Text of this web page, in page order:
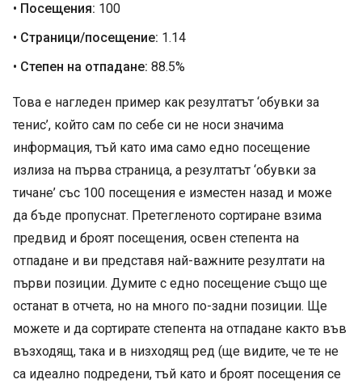
• Посещения: 100
• Страници/посещение: 1.14
• Степен на отпадане: 88.5%
Това е нагледен пример как резултатът ‘обувки за
тенис’, който сам по себе си не носи значима
информация, тъй като има само едно посещение
излиза на първа страница, а резултатът ‘обувки за
тичане’ със 100 посещения е изместен назад и може
да бъде пропуснат. Претегленото сортиране взима
предвид и броят посещения, освен степента на
отпадане и ви представя най-важните резултати на
първи позиции. Думите с едно посещение също ще
останат в отчета, но на много по-задни позиции. Ще
можете и да сортирате степента на отпадане както във
възходящ, така и в низходящ ред (ще видите, че те не
са идеално подредени, тъй като и броят посещения се